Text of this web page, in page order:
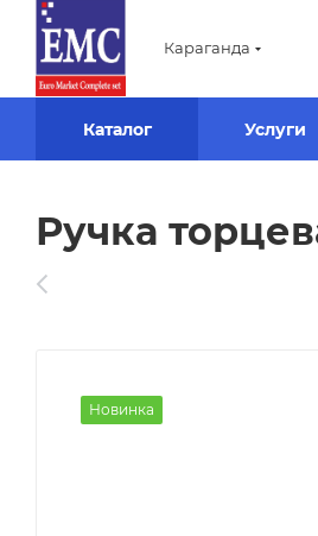
Караганда
Каталог Услуги
Ручка
Новинка